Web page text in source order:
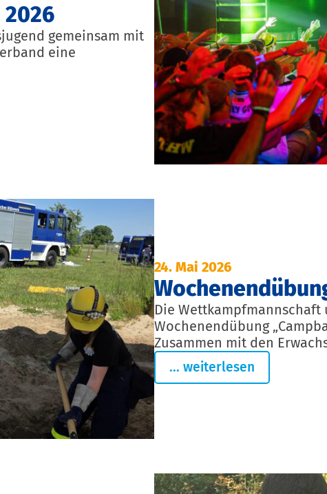
2026
gemeinsam mit
eine
24. Mai 2026
Die Wettkampfmannschaft
Wochenendübung
Zusammen mit den
... weiterlesen